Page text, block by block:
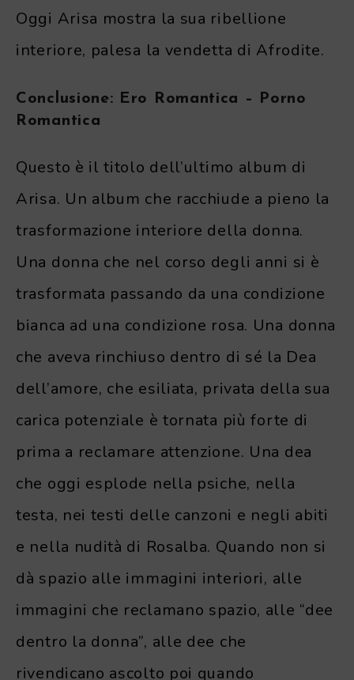
Oggi Arisa mostra la sua ribellione
interiore, palesa la vendetta di Afrodite.
Conclusione: Ero Romantica – Porno
Romantica
Questo è il titolo dell’ultimo album di
Arisa. Un album che racchiude a pieno la
trasformazione interiore della donna.
Una donna che nel corso degli anni si è
trasformata passando da una condizione
bianca ad una condizione rosa. Una donna
che aveva rinchiuso dentro di sé la Dea
dell’amore, che esiliata, privata della sua
carica potenziale è tornata più forte di
prima a reclamare attenzione. Una dea
che oggi esplode nella psiche, nella
testa, nei testi delle canzoni e negli abiti
e nella nudità di Rosalba. Quando non si
dà spazio alle immagini interiori, alle
immagini che reclamano spazio, alle “dee
dentro la donna”, alle dee che
rivendicano ascolto poi quando